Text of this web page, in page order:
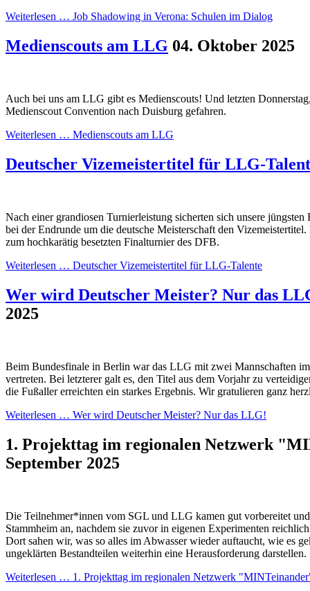
Weiterlesen … Job Shadowing in Verona: Schulen im Dialog
Medienscouts am LLG 04. Oktober 2025
Auch bei uns am LLG gibt es Medienscouts! Und letzten
Medienscout Convention nach Duisburg gefahren.
Weiterlesen … Medienscouts am LLG
Deutscher Vizemeistertitel für LLG-
Nach einer grandiosen Turnierleistung sicherten sich unsere
bei der Endrunde um die deutsche Meisterschaft den Vizemeistertitel.
zum hochkarätig besetzten Finalturnier des DFB.
Weiterlesen … Deutscher Vizemeistertitel für LLG-Talente
Wer wird Deutscher Meister? Nur das
2025
Beim Bundesfinale in Berlin war das LLG mit zwei Mannschaften
vertreten. Bei letzterer galt es, den Titel aus dem Vorjahr zu
die Fußaller erreichten ein starkes Ergebnis. Wir gratulieren ganz
Weiterlesen … Wer wird Deutscher Meister? Nur das LLG!
1. Projekttag im regionalen Netzwerk
September 2025
Die Teilnehmer*innen vom SGL und LLG kamen gut vorbereitet
Stammheim an, nachdem sie zuvor in eigenen Experimenten
Dort sahen wir, was so alles im Abwasser wieder auftaucht, wie es
ungeklärten Bestandteilen weiterhin eine Herausforderung darstellen.
Weiterlesen … 1. Projekttag im regionalen Netzwerk